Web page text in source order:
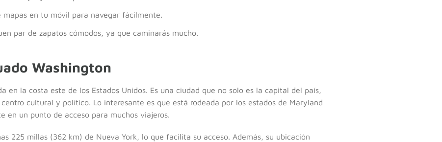
mapas en tu móvil para navegar fácilmente.
par de zapatos cómodos, ya que caminarás mucho.
Washington
en la costa este de los Estados Unidos. Es una ciudad que no solo es la capital del país,
cultural y político. Lo interesante es que está rodeada por los estados de Maryland
en un punto de acceso para muchos viajeros.
225 millas (362 km) de Nueva York, lo que facilita su acceso. Además, su ubicación